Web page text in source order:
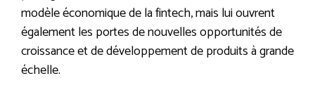
modèle économique de la fintech, mais lui ouvrent
également les portes de nouvelles opportunités de
croissance et de développement de produits à grande
échelle.